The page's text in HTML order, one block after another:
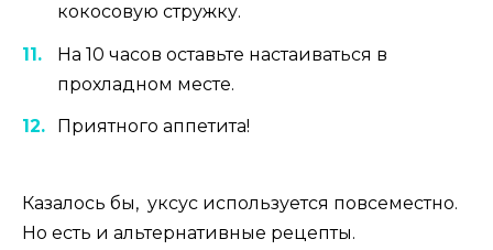
кокосовую стружку.
На 10 часов оставьте настаиваться в
прохладном месте.
Приятного аппетита!
Казалось бы, уксус используется повсеместно.
Но есть и альтернативные рецепты.